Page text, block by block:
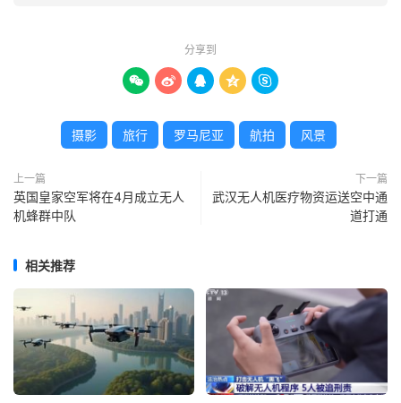
分享到
    
摄影 旅行 罗马尼亚 航拍 风景
上一篇
英国皇家空军将在4月成立无人
机蜂群中队
下一篇
武汉无人机医疗物资运送空中通
道打通
相关推荐